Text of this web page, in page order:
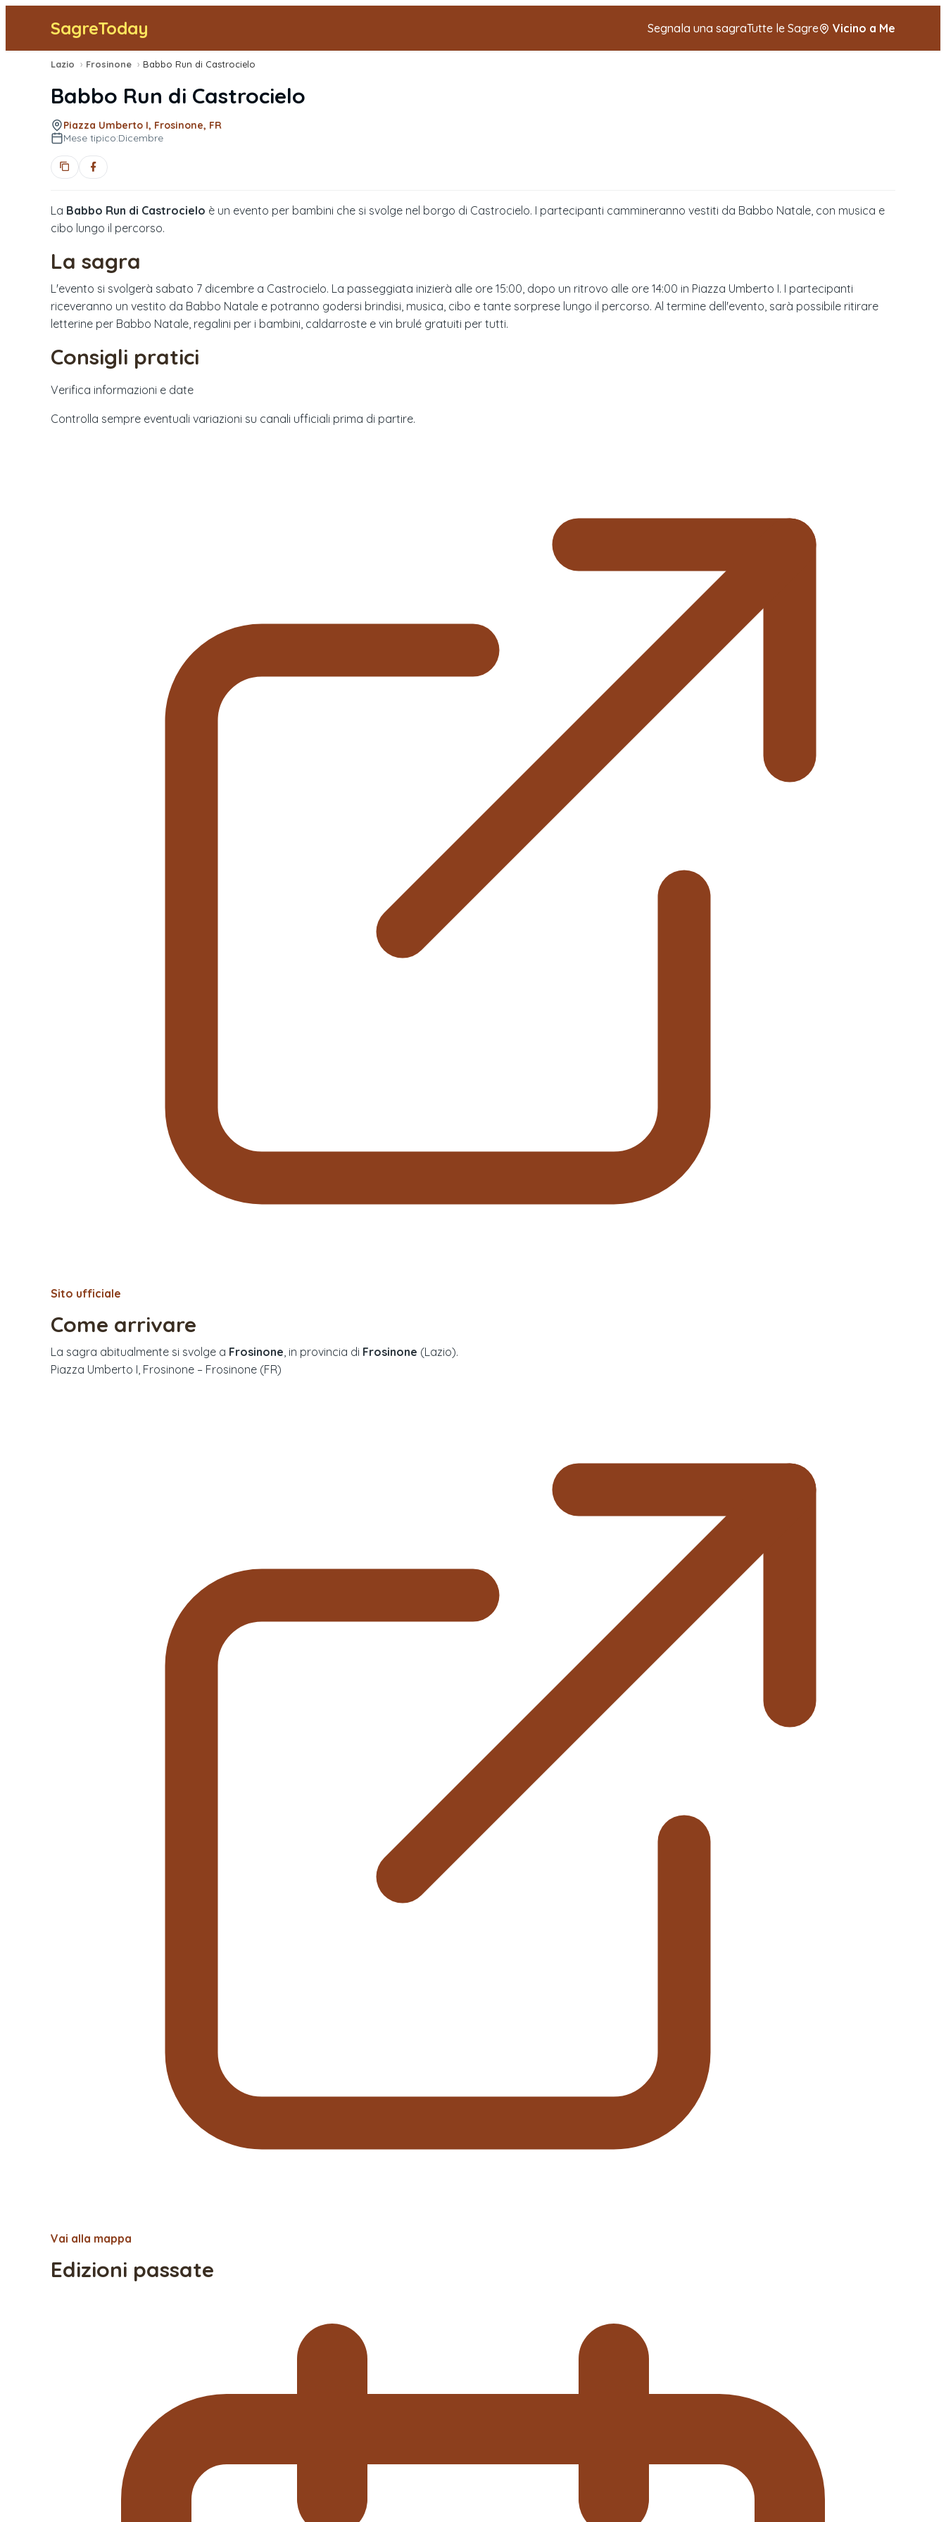
SagreToday Segnala una sagraTutte le Sagre Vicino a Me
Lazio › Frosinone › Babbo Run di Castrocielo
Babbo Run di Castrocielo
Piazza Umberto I, Frosinone, FR
Mese tipico:Dicembre
La Babbo Run di Castrocielo è un evento per bambini che si svolge nel borgo di Castrocielo. I partecipanti cammineranno vestiti da Babbo Natale, con musica e
cibo lungo il percorso.
La sagra
L'evento si svolgerà sabato 7 dicembre a Castrocielo. La passeggiata inizierà alle ore 15:00, dopo un ritrovo alle ore 14:00 in Piazza Umberto I. I partecipanti
riceveranno un vestito da Babbo Natale e potranno godersi brindisi, musica, cibo e tante sorprese lungo il percorso. Al termine dell'evento, sarà possibile ritirare
letterine per Babbo Natale, regalini per i bambini, caldarroste e vin brulé gratuiti per tutti.
Consigli pratici
Verifica informazioni e date
Controlla sempre eventuali variazioni su canali ufficiali prima di partire.
Sito ufficiale
Come arrivare
La sagra abitualmente si svolge a Frosinone , in provincia di Frosinone (Lazio).
Piazza Umberto I, Frosinone – Frosinone (FR)
Vai alla mappa
Edizioni passate